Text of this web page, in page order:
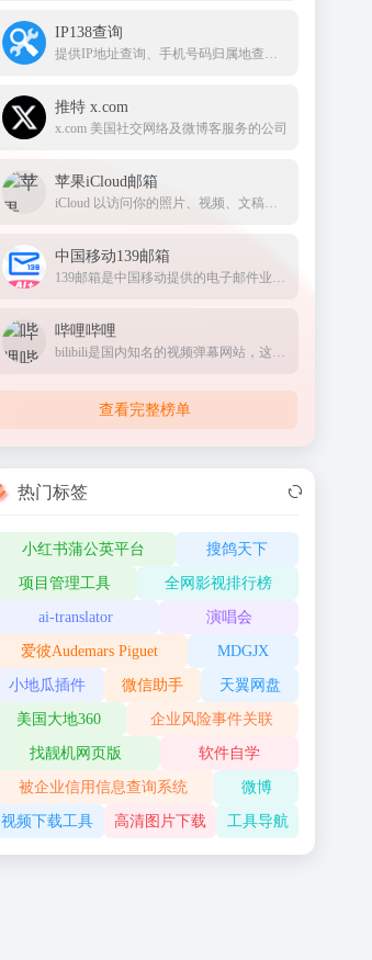
IP138查询
提供IP地址查询、手机号码归属地查询、邮政编码查询及身份证号码验证等服务
推特 x.com
x.com 美国社交网络及微博客服务的公司
苹果iCloud邮箱
iCloud 以访问你的照片、视频、文稿、备忘录、通讯录及更多内容。要开始使用 Apple 服务，请使用你的 Apple ID 或创建新的帐户
中国移动139邮箱
139邮箱是中国移动提供的电子邮件业务，以手机号@139.com作为邮箱地址，来邮短信及时提醒,同时提供WEB、WAP、短彩信、APP等多种方式，随时随地收发邮件
哔哩哔哩
bilibili是国内知名的视频弹幕网站，这里有及时的动漫新番，活跃的ACG氛围，有创意的Up主。大家可以在这里找到许多欢乐。
查看完整榜单
热门标签
小红书蒲公英平台 搜鸽天下
项目管理工具 全网影视排行榜
ai-translator 演唱会
爱彼Audemars Piguet MDGJX
小地瓜插件 微信助手 天翼网盘
美国大地360 企业风险事件关联
找靓机网页版 软件自学
被企业信用信息查询系统 微博
视频下载工具 高清图片下载 工具导航